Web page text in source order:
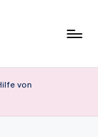
von